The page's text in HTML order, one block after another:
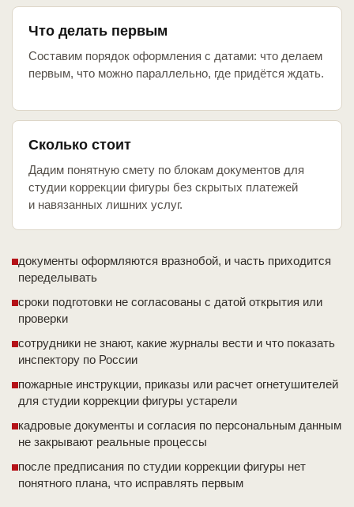
Что делать первым
Составим порядок оформления с датами: что делаем
первым, что можно параллельно, где придётся ждать.
Сколько стоит
Дадим понятную смету по блокам документов для
студии коррекции фигуры без скрытых платежей
и навязанных лишних услуг.
документы оформляются вразнобой, и часть приходится
переделывать
сроки подготовки не согласованы с датой открытия или
проверки
сотрудники не знают, какие журналы вести и что показать
инспектору по России
пожарные инструкции, приказы или расчет огнетушителей
для студии коррекции фигуры устарели
кадровые документы и согласия по персональным данным
не закрывают реальные процессы
после предписания по студии коррекции фигуры нет
понятного плана, что исправлять первым